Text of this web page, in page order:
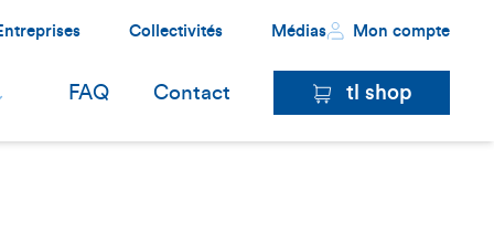
FAQ Contact
Collectivités Médias Mon compte
tl shop